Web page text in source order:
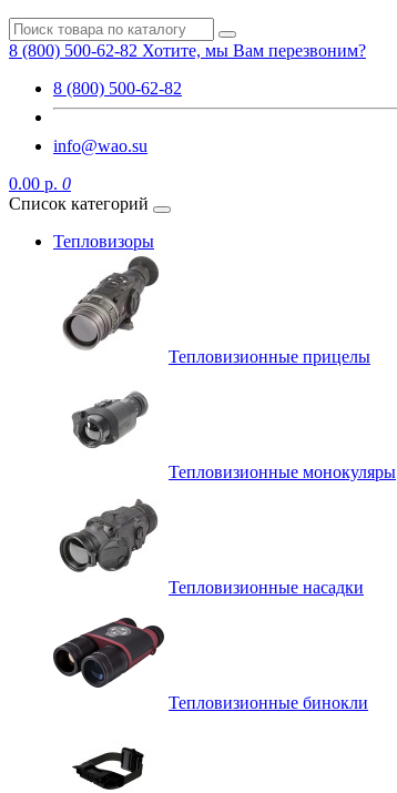
8 (800) 500-62-82 Хотите, мы Вам перезвоним?
8 (800) 500-62-82
info@wao.su
0.00 р. 0
Список категорий
Тепловизоры
Тепловизионные прицелы
Тепловизионные монокуляры
Тепловизионные насадки
Тепловизионные бинокли